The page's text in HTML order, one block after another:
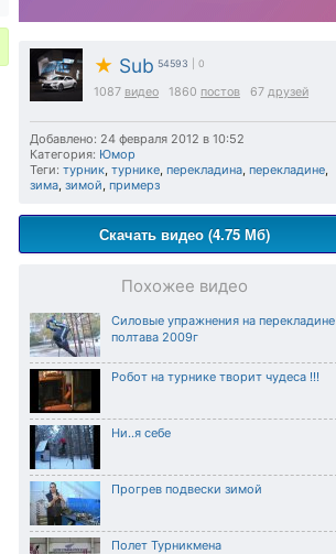
★ Sub 54593 | 0
1087 видео 1860 постов 67 друзей
Добавлено: 24 февраля 2012 в 10:52
Категория: Юмор
Теги: турник, турнике, перекладина, перекладине,
зима, зимой, примерз
Скачать видео (4.75 Мб)
Похожее видео
Силовые упражнения на перекладине
полтава 2009г
Робот на турнике творит чудеса !!!
Ни..я себе
Прогрев подвески зимой
Полет Турникмена